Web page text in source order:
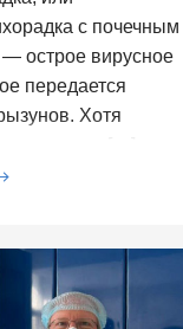
с почечным
острое вирусное
передается
Хотя